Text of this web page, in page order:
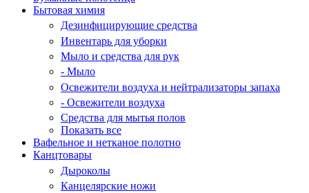
Бытовая химия
Дезинфицирующие средства
Инвентарь для уборки
Мыло и средства для рук
- Мыло
Освежители воздуха и нейтрализаторы запаха
- Освежители воздуха
Средства для мытья полов
Показать все
Вафельное и нетканое полотно
Канцтовары
Дыроколы
Канцелярские ножи